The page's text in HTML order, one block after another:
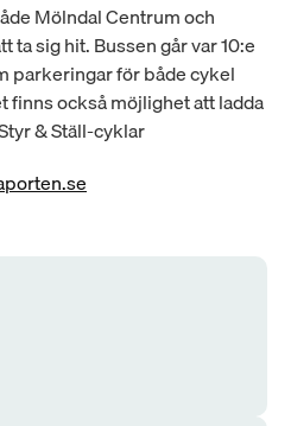
Mölndal Centrum och
ta sig hit. Bussen går var 10:e
parkeringar för både cykel
finns också möjlighet att ladda
& Ställ-cyklar